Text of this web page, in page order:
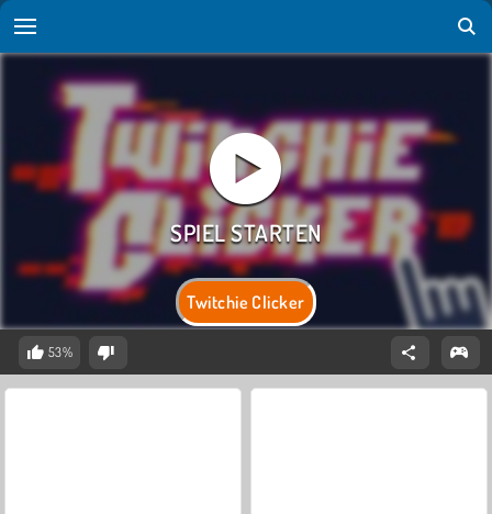
Twitchie Clicker
53%